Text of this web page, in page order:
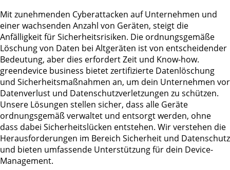
Mit zunehmenden Cyberattacken auf Unternehmen und
einer wachsenden Anzahl von Geräten, steigt die
Anfälligkeit für Sicherheitsrisiken. Die ordnungsgemäße
Löschung von Daten bei Altgeräten ist von entscheidender
Bedeutung, aber dies erfordert Zeit und Know-how.
greendevice business bietet zertifizierte Datenlöschung
und Sicherheitsmaßnahmen an, um dein Unternehmen vor
Datenverlust und Datenschutzverletzungen zu schützen.
Unsere Lösungen stellen sicher, dass alle Geräte
ordnungsgemäß verwaltet und entsorgt werden, ohne
dass dabei Sicherheitslücken entstehen. Wir verstehen die
Herausforderungen im Bereich Sicherheit und Datenschutz
und bieten umfassende Unterstützung für dein Device-
Management.